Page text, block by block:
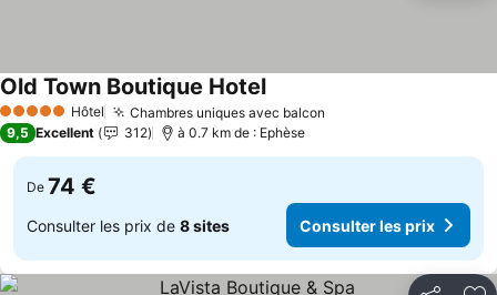
5 Étoiles Hôtel Chambres uniques avec balcon
Old Town Boutique Hotel
9,5 Excellent 312 à 0.7 km de : Ephèse
De 74 €
Consulter les prix de 8 sites Consulter les prix